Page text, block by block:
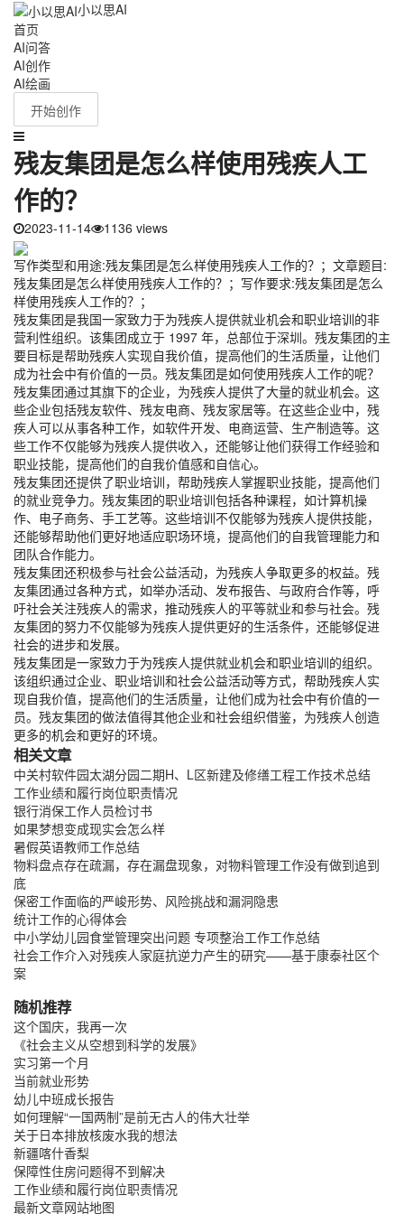
小以思AI
首页
AI问答
AI创作
AI绘画
开始创作
残友集团是怎么样使用残疾人工
作的？
2023-11-14 1136 views
写作类型和用途:残友集团是怎么样使用残疾人工作的？；文章题目:
残友集团是怎么样使用残疾人工作的？；写作要求:残友集团是怎么
样使用残疾人工作的？；
残友集团是我国一家致力于为残疾人提供就业机会和职业培训的非
营利性组织。该集团成立于 1997 年，总部位于深圳。残友集团的主
要目标是帮助残疾人实现自我价值，提高他们的生活质量，让他们
成为社会中有价值的一员。残友集团是如何使用残疾人工作的呢？
残友集团通过其旗下的企业，为残疾人提供了大量的就业机会。这
些企业包括残友软件、残友电商、残友家居等。在这些企业中，残
疾人可以从事各种工作，如软件开发、电商运营、生产制造等。这
些工作不仅能够为残疾人提供收入，还能够让他们获得工作经验和
职业技能，提高他们的自我价值感和自信心。
残友集团还提供了职业培训，帮助残疾人掌握职业技能，提高他们
的就业竞争力。残友集团的职业培训包括各种课程，如计算机操
作、电子商务、手工艺等。这些培训不仅能够为残疾人提供技能，
还能够帮助他们更好地适应职场环境，提高他们的自我管理能力和
团队合作能力。
残友集团还积极参与社会公益活动，为残疾人争取更多的权益。残
友集团通过各种方式，如举办活动、发布报告、与政府合作等，呼
吁社会关注残疾人的需求，推动残疾人的平等就业和参与社会。残
友集团的努力不仅能够为残疾人提供更好的生活条件，还能够促进
社会的进步和发展。
残友集团是一家致力于为残疾人提供就业机会和职业培训的组织。
该组织通过企业、职业培训和社会公益活动等方式，帮助残疾人实
现自我价值，提高他们的生活质量，让他们成为社会中有价值的一
员。残友集团的做法值得其他企业和社会组织借鉴，为残疾人创造
更多的机会和更好的环境。
相关文章
中关村软件园太湖分园二期H、L区新建及修缮工程工作技术总结
工作业绩和履行岗位职责情况
银行消保工作人员检讨书
如果梦想变成现实会怎么样
暑假英语教师工作总结
物料盘点存在疏漏，存在漏盘现象，对物料管理工作没有做到追到
底
保密工作面临的严峻形势、风险挑战和漏洞隐患
统计工作的心得体会
中小学幼儿园食堂管理突出问题 专项整治工作工作总结
社会工作介入对残疾人家庭抗逆力产生的研究——基于康泰社区个
案
随机推荐
这个国庆，我再一次
《社会主义从空想到科学的发展》
实习第一个月
当前就业形势
幼儿中班成长报告
如何理解“一国两制”是前无古人的伟大壮举
关于日本排放核废水我的想法
新疆喀什香梨
保障性住房问题得不到解决
工作业绩和履行岗位职责情况
最新文章网站地图